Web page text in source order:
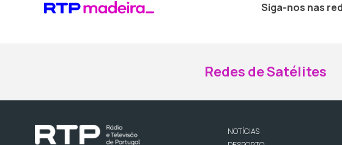
Siga-nos nas
Redes de Satélites
NOTÍCIAS